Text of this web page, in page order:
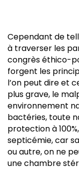
Cependant de
à traverser les
congrès éthico-
forgent les
l’on peut dire et
plus grave, le
environnement
bactéries, toute
protection à
septicémie, car
ou autre, on ne
une chambre